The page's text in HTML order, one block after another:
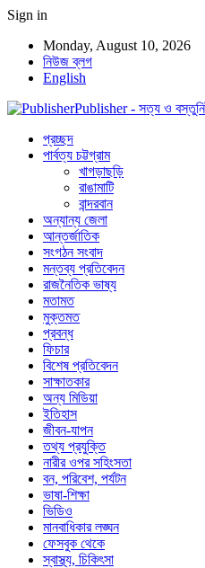
Sign in
Monday, August 10, 2026
নিউজ ব্লগ
English
Publisher - সত্য ও বস্তুনিষ্ট
প্রচ্ছদ
পার্বত্য চট্টগ্রাম
খাগড়াছড়ি
রাঙামাটি
বান্দরবান
অন্যান্য জেলা
আন্তর্জাতিক
সংগঠন সংবাদ
মন্তব্য প্রতিবেদন
রাজনৈতিক ভাষ্য
মতামত
মুক্তমত
প্রবন্ধ
ফিচার
বিশেষ প্রতিবেদন
সাক্ষাতকার
অন্য মিডিয়া
ইতিহাস
জীবন-যাপন
তথ্য প্রযুক্তি
নারীর ওপর সহিংসতা
বন, পরিবেশ, পর্যটন
ভাষা-শিক্ষা
ভিডিও
মানবাধিকার লঙ্ঘন
ফেসবুক থেকে
স্বাস্থ্য, চিকিৎসা